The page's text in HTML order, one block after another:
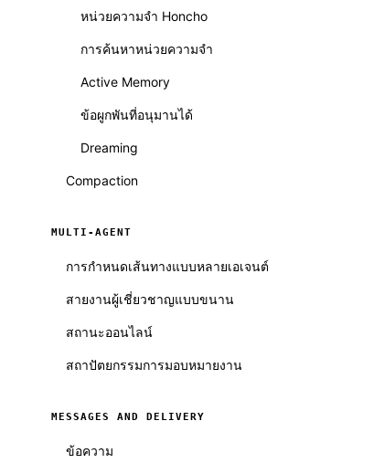
หน่วยความจำ Honcho
การค้นหาหน่วยความจำ
Active Memory
ข้อผูกพันที่อนุมานได้
Dreaming
Compaction
MULTI-AGENT
การกำหนดเส้นทางแบบหลายเอเจนต์
สายงานผู้เชี่ยวชาญแบบขนาน
สถานะออนไลน์
สถาปัตยกรรมการมอบหมายงาน
MESSAGES AND DELIVERY
ข้อความ